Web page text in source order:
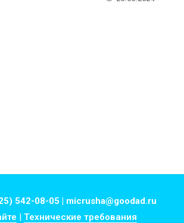
542-08-05 | micrusha@goodad.ru
| Технические требования